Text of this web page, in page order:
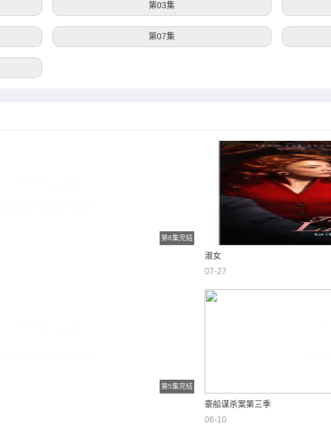
第03集
第07集
第6集完结
淑女
07-27
第5集完结
豪船谋杀案第三季
06-10